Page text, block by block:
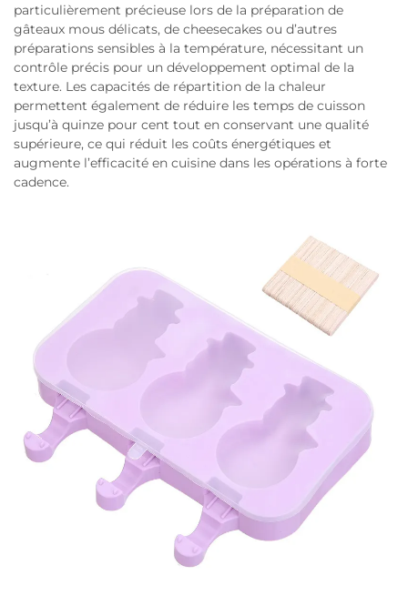
particulièrement précieuse lors de la préparation de
gâteaux mous délicats, de cheesecakes ou d’autres
préparations sensibles à la température, nécessitant un
contrôle précis pour un développement optimal de la
texture. Les capacités de répartition de la chaleur
permettent également de réduire les temps de cuisson
jusqu’à quinze pour cent tout en conservant une qualité
supérieure, ce qui réduit les coûts énergétiques et
augmente l’efficacité en cuisine dans les opérations à forte
cadence.